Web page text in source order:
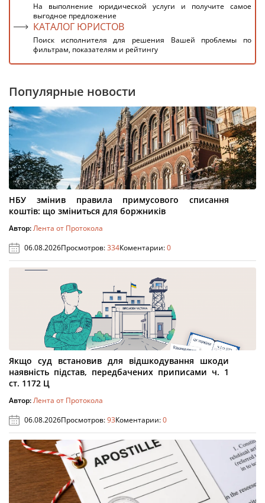
На выполнение юридической услуги и получите самое
выгодное предложение
КАТАЛОГ ЮРИСТОВ
Поиск исполнителя для решения Вашей проблемы по
фильтрам, показателям и рейтингу
Популярные новости
НБУ змінив правила примусового списання
коштів: що зміниться для боржників
Автор:Лента от Протокола
06.08.2026Просмотров:334Коментарии:0
Якщо суд встановив для відшкодування шкоди
наявність підстав, передбачених приписами ч. 1
ст. 1172 Ц
Автор:Лента от Протокола
06.08.2026Просмотров:93Коментарии:0